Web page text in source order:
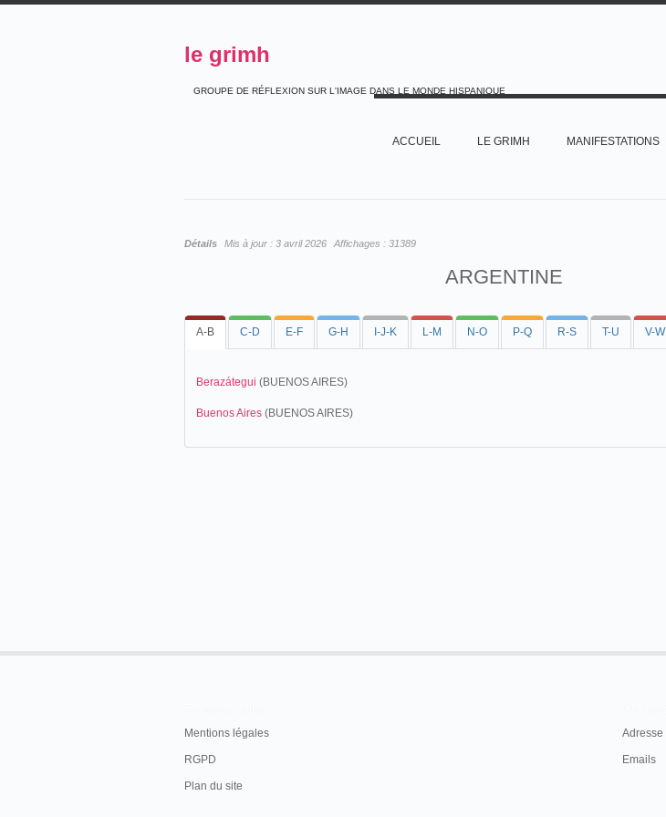
le grimh
GROUPE DE RÉFLEXION SUR L'IMAGE DANS LE MONDE HISPANIQUE
ACCUEIL LE GRIMH MANIFESTATIONS
Détails Mis à jour : 3 avril 2026 Affichages : 31389
ARGENTINE
A-B C-D E-F G-H I-J-K L-M N-O P-Q R-S T-U V-W
Berazátegui (BUENOS AIRES)
Buenos Aires (BUENOS AIRES)
Mentions légales
RGPD
Plan du site
Adresse
Emails